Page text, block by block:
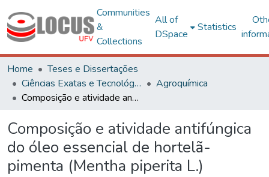
Communities
&
Collections
All of
DSpace
Statistics
Home
Teses e Dissertações
Ciências Exatas e Tecnológicas
Agroquímica
Composição e atividade antifúngica do óleo essencial de hortelã-pimenta (Mentha piperita L.)
Composição e atividade antifúngica
do óleo essencial de hortelã-
pimenta (Mentha piperita L.)